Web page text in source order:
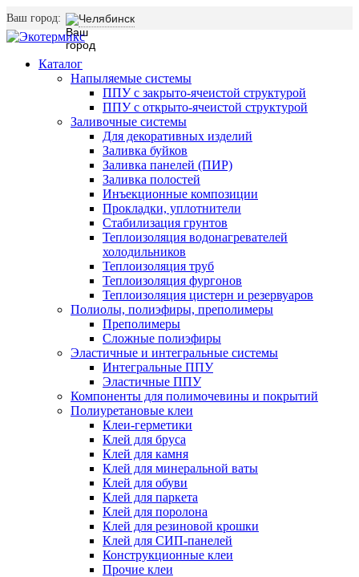
Ваш город: Челябинск
Каталог
Напыляемые системы
ППУ с закрыто-ячеистой структурой
ППУ с открыто-ячеистой структурой
Заливочные системы
Для декоративных изделий
Заливка буйков
Заливка панелей (ПИР)
Заливка полостей
Инъекционные композиции
Прокладки, уплотнители
Стабилизация грунтов
Теплоизоляция водонагревателей
холодильников
Теплоизоляция труб
Теплоизоляция фургонов
Теплоизоляция цистерн и резервуаров
Полиолы, полиэфиры, преполимеры
Преполимеры
Сложные полиэфиры
Эластичные и интегральные системы
Интегральные ППУ
Эластичные ППУ
Компоненты для полимочевины и покрытий
Полиуретановые клеи
Клеи-герметики
Клей для бруса
Клей для камня
Клей для минеральной ваты
Клей для обуви
Клей для паркета
Клей для поролона
Клей для резиновой крошки
Клей для СИП-панелей
Конструкционные клеи
Прочие клеи